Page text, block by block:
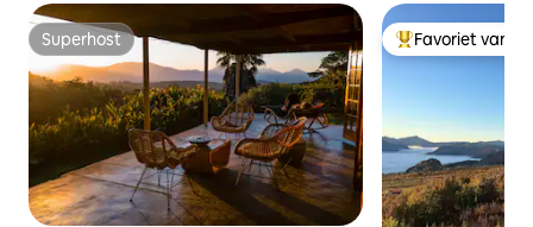
Superhost
Superhost Topfavoriet van
Favoriet van